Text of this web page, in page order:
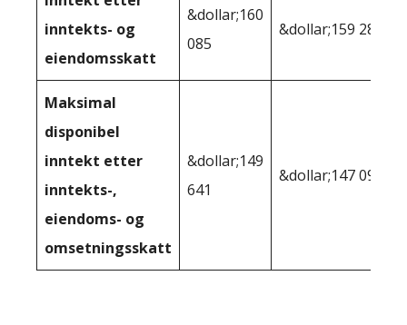
inntekts- og
eiendomsskatt
&dollar;160
085
&dollar;159 286
Maksimal
disponibel
inntekt etter
inntekts-,
eiendoms- og
omsetningsskatt
&dollar;149
641
&dollar;147 092